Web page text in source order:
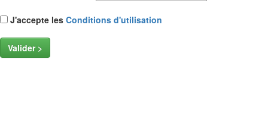
J'accepte les Conditions d'utilisation
Valider >